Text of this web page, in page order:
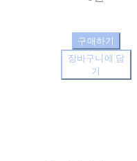
구매하기
장바구니에 담
기